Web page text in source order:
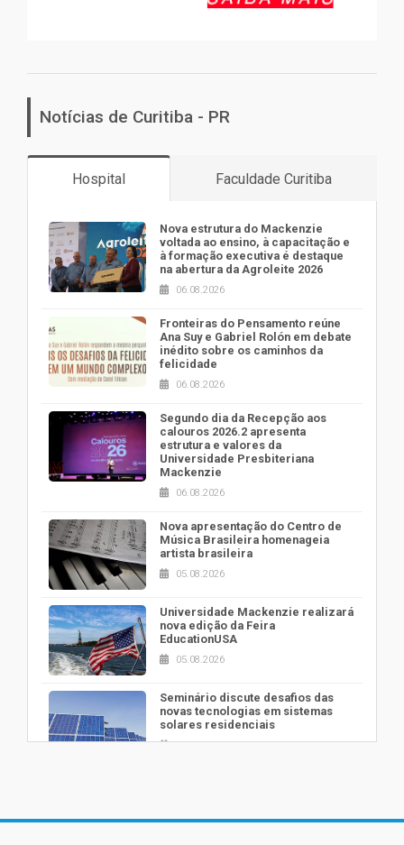
Notícias de Curitiba - PR
Hospital Faculdade Curitiba
Nova estrutura do Mackenzie
voltada ao ensino, à capacitação e
à formação executiva é destaque
na abertura da Agroleite 2026
06.08.2026
Fronteiras do Pensamento reúne
Ana Suy e Gabriel Rolón em debate
inédito sobre os caminhos da
felicidade
06.08.2026
Segundo dia da Recepção aos
calouros 2026.2 apresenta
estrutura e valores da
Universidade Presbiteriana
Mackenzie
06.08.2026
Nova apresentação do Centro de
Música Brasileira homenageia
artista brasileira
05.08.2026
Universidade Mackenzie realizará
nova edição da Feira
EducationUSA
05.08.2026
Seminário discute desafios das
novas tecnologias em sistemas
solares residenciais
04.08.2026